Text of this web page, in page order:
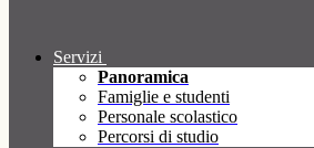
Servizi
Panoramica
Famiglie e studenti
Personale scolastico
Percorsi di studio